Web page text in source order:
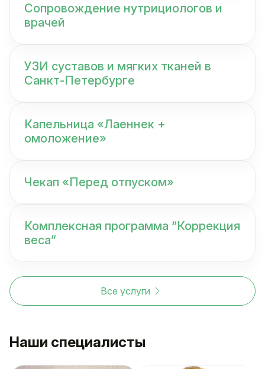
Сопровождение нутрициологов и
врачей
УЗИ суставов и мягких тканей в
Санкт-Петербурге
Капельница «Лаеннек +
омоложение»
Чекап «Перед отпуском»
Комплексная программа “Коррекция
веса”
Все услуги
Наши специалисты